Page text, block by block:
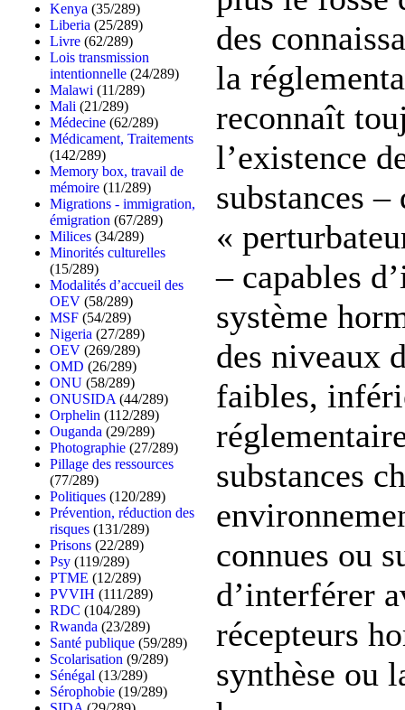
Kenya (35/289)
Liberia (25/289)
Livre (62/289)
Lois transmission
intentionnelle (24/289)
Malawi (11/289)
Mali (21/289)
Médecine (62/289)
Médicament, Traitements
(142/289)
Memory box, travail de
mémoire (11/289)
Migrations - immigration,
émigration (67/289)
Milices (34/289)
Minorités culturelles
(15/289)
Modalités d’accueil des
OEV (58/289)
MSF (54/289)
Nigeria (27/289)
OEV (269/289)
OMD (26/289)
ONU (58/289)
ONUSIDA (44/289)
Orphelin (112/289)
Ouganda (29/289)
Photographie (27/289)
Pillage des ressources
(77/289)
Politiques (120/289)
Prévention, réduction des
risques (131/289)
Prisons (22/289)
Psy (119/289)
PTME (12/289)
PVVIH (111/289)
RDC (104/289)
Rwanda (23/289)
Santé publique (59/289)
Scolarisation (9/289)
Sénégal (13/289)
Sérophobie (19/289)
des
la
reconnaît
l’existence
substances –
«
– capables
système
des niveaux
faibles,
substances
connues ou
d’interférer
récepteurs
synthèse ou